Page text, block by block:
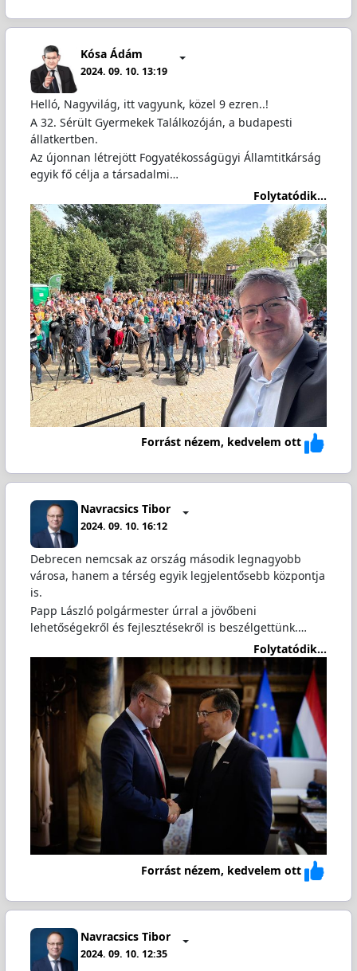
Kósa Ádám
2024. 09. 10. 13:19
Helló, Nagyvilág, itt vagyunk, közel 9 ezren..!
A 32. Sérült Gyermekek Találkozóján, a budapesti
állatkertben.
Az újonnan létrejött Fogyatékosságügyi Államtitkárság
egyik fő célja a társadalmi…
Folytatódik...
Forrást nézem, kedvelem ott
Navracsics Tibor
2024. 09. 10. 16:12
Debrecen nemcsak az ország második legnagyobb
városa, hanem a térség egyik legjelentősebb központja
is.
Papp László polgármester úrral a jövőbeni
lehetőségekről és fejlesztésekről is beszélgettünk.…
Folytatódik...
Forrást nézem, kedvelem ott
Navracsics Tibor
2024. 09. 10. 12:35